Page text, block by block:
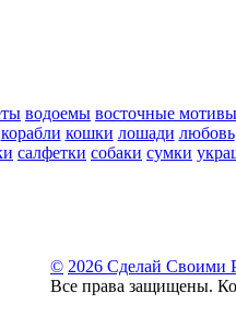
водоемы восточные мотивы
корабли кошки лошади любовь
салфетки собаки сумки
© 2026 Сделай Своими
Все права защищены.